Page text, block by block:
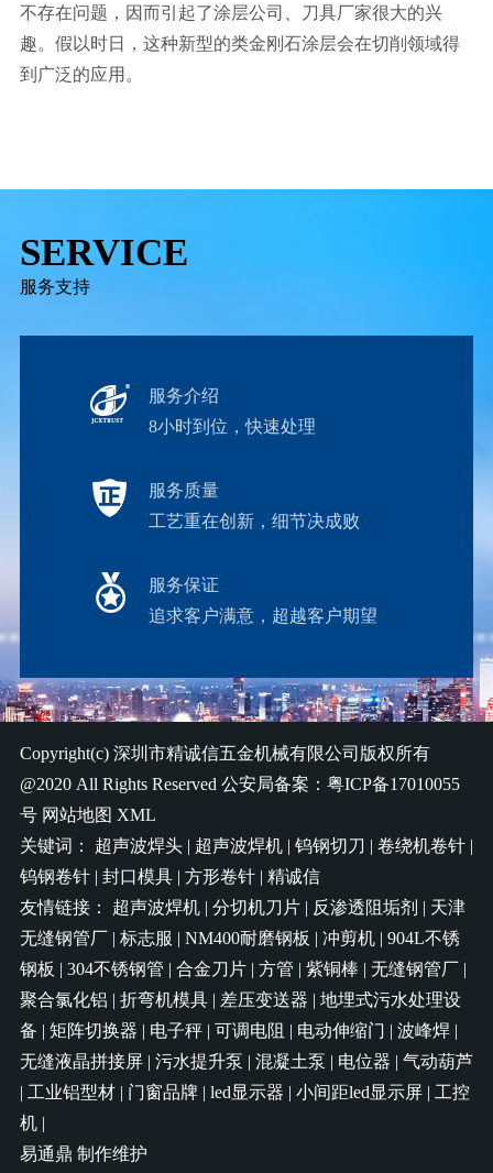
不存在问题，因而引起了涂层公司、刀具厂家很大的兴
趣。假以时日，这种新型的类金刚石涂层会在切削领域得
到广泛的应用。
SERVICE
服务支持
服务介绍
8小时到位，快速处理
服务质量
工艺重在创新，细节决成败
服务保证
追求客户满意，超越客户期望
Copyright(c) 深圳市精诚信五金机械有限公司 版权所有
@2020 All Rights Reserved 公安局备案： 粤ICP备17010055
号 网站地图 XML
关键词： 超声波焊头| 超声波焊机| 钨钢切刀 | 卷绕机卷针|
钨钢卷针| 封口模具| 方形卷针| 精诚信
友情链接： 超声波焊机| 分切机刀片| 反渗透阻垢剂 | 天津
无缝钢管厂| 标志服 | NM400耐磨钢板 | 冲剪机| 904L不锈
钢板 | 304不锈钢管 | 合金刀片| 方管 | 紫铜棒 | 无缝钢管厂|
聚合氯化铝 | 折弯机模具| 差压变送器 | 地埋式污水处理设
备 | 矩阵切换器 | 电子秤| 可调电阻 | 电动伸缩门 | 波峰焊|
无缝液晶拼接屏| 污水提升泵 | 混凝土泵 | 电位器 | 气动葫芦
| 工业铝型材| 门窗品牌| led显示器 | 小间距led显示屏| 工控
机|
易通鼎 制作维护